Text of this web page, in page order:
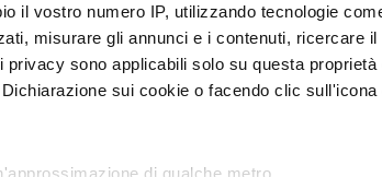
il vostro numero IP, utilizzando tecnologie
misurare gli annunci e i contenuti, ricercare
sono applicabili solo su questa
sui cookie o facendo clic
di qualche metro,